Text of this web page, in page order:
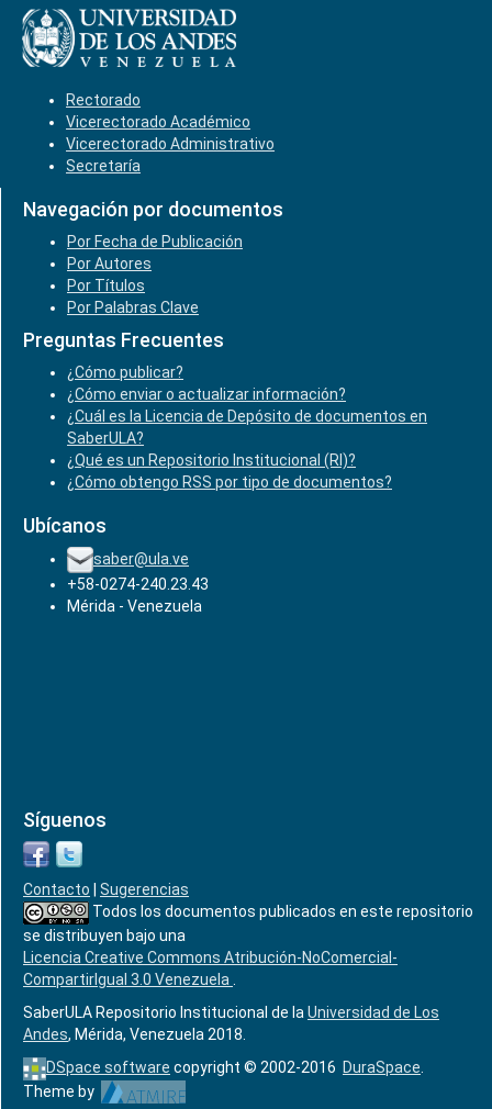
Rectorado
Vicerectorado Académico
Vicerectorado Administrativo
Secretaría
Navegación por documentos
Por Fecha de Publicación
Por Autores
Por Títulos
Por Palabras Clave
Preguntas Frecuentes
¿Cómo publicar?
¿Cómo enviar o actualizar información?
¿Cuál es la Licencia de Depósito de documentos en
SaberULA?
¿Qué es un Repositorio Institucional (RI)?
¿Cómo obtengo RSS por tipo de documentos?
Ubícanos
saber@ula.ve
+58-0274-240.23.43
Mérida - Venezuela
Síguenos
Contacto
Sugerencias
Todos los documentos publicados en este repositorio
se distribuyen bajo una
Licencia Creative Commons Atribución-NoComercial-
CompartirIgual 3.0 Venezuela
SaberULA Repositorio Institucional de la Universidad de Los
Andes, Mérida, Venezuela 2018.
DSpace software copyright © 2002-2016 DuraSpace
Theme by